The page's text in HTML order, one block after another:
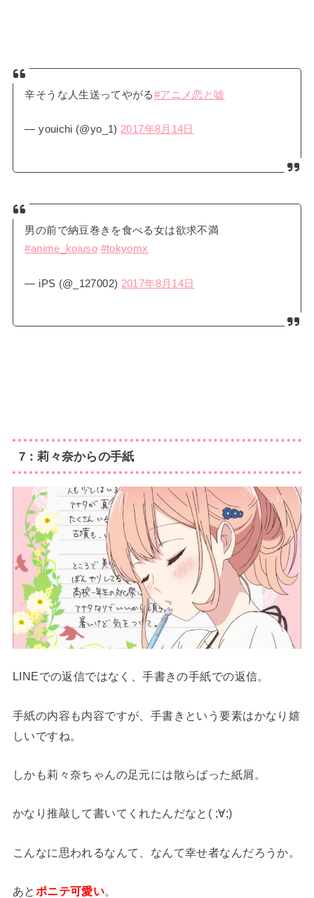
辛そうな人生送ってやがる#アニメ恋と嘘
— youichi (@yo_1)2017年8月14日
男の前で納豆巻きを食べる女は欲求不満
#anime_koiuso #tokyomx
— iPS (@_127002) 2017年8月14日
7：莉々奈からの手紙
LINEでの返信ではなく、手書きの手紙での返信。
手紙の内容も内容ですが、手書きという要素はかなり嬉
しいですね。
しかも莉々奈ちゃんの足元には散らばった紙屑。
かなり推敲して書いてくれたんだなと( ;∀;)
こんなに思われるなんて、なんて幸せ者なんだろうか。
あと ポニテ可愛い。